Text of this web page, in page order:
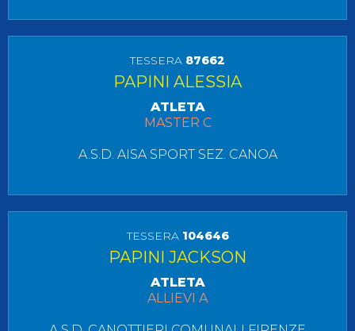
TESSERA 87662
PAPINI ALESSIA
ATLETA
MASTER C
A.S.D. AISA SPORT SEZ. CANOA
TESSERA 104646
PAPINI JACKSON
ATLETA
ALLIEVI A